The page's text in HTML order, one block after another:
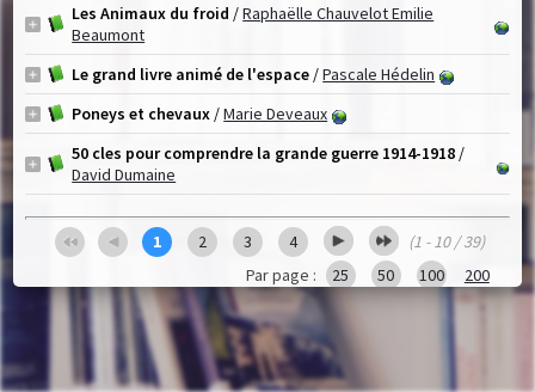
Les Animaux du froid /Raphaëlle Chauvelot Emilie
Beaumont
Le grand livre animé de l'espace /Pascale Hédelin
Poneys et chevaux /Marie Deveaux
50 cles pour comprendre la grande guerre 1914-1918/
David Dumaine
1 2 3 4
(1 - 10 / 39)
Par page :
25 50 100 200